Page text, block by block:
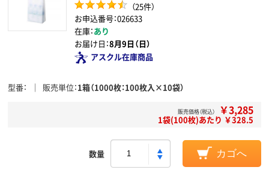
（25件）
お申込番号：026633
在庫：あり
お届け日：8月9日（日）
アスクル在庫商品
型番 販売単位 1箱（1000枚：100枚入×10袋）
販売価格（税込） ￥3,285
1袋(100枚)あたり ￥328.5
数量 カゴへ